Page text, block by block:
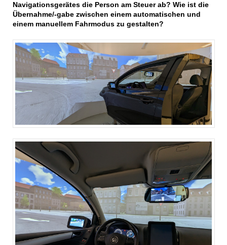
Navigationsgerätes die Person am Steuer ab? Wie ist die
Übernahme/-gabe zwischen einem automatischen und
einem manuellem Fahrmodus zu gestalten?